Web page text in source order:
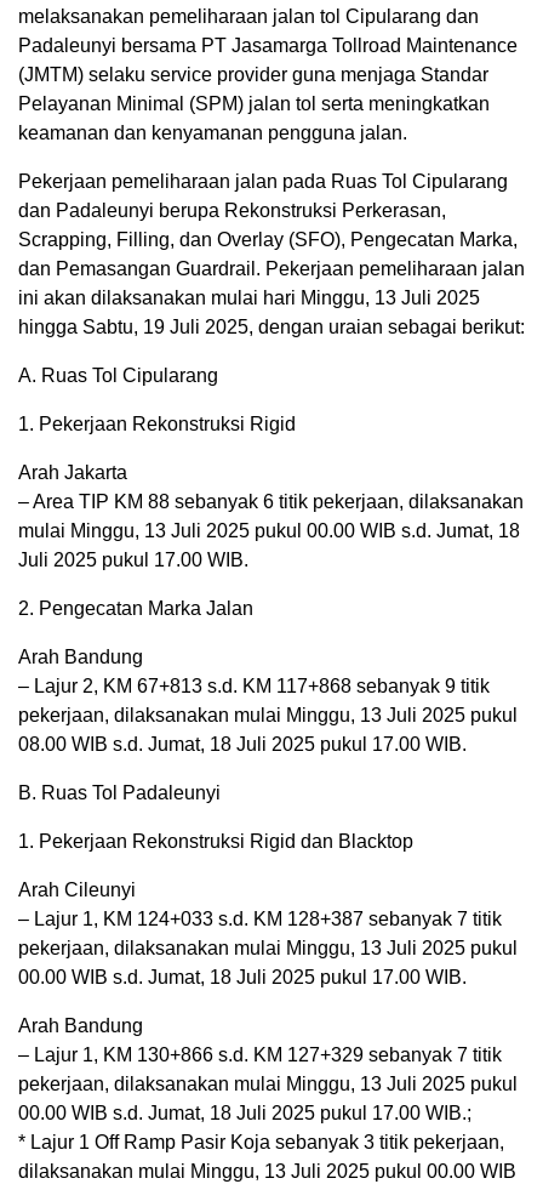
melaksanakan pemeliharaan jalan tol Cipularang dan
Padaleunyi bersama PT Jasamarga Tollroad Maintenance
(JMTM) selaku service provider guna menjaga Standar
Pelayanan Minimal (SPM) jalan tol serta meningkatkan
keamanan dan kenyamanan pengguna jalan.
Pekerjaan pemeliharaan jalan pada Ruas Tol Cipularang
dan Padaleunyi berupa Rekonstruksi Perkerasan,
Scrapping, Filling, dan Overlay (SFO), Pengecatan Marka,
dan Pemasangan Guardrail. Pekerjaan pemeliharaan jalan
ini akan dilaksanakan mulai hari Minggu, 13 Juli 2025
hingga Sabtu, 19 Juli 2025, dengan uraian sebagai berikut:
A. Ruas Tol Cipularang
1. Pekerjaan Rekonstruksi Rigid
Arah Jakarta
– Area TIP KM 88 sebanyak 6 titik pekerjaan, dilaksanakan
mulai Minggu, 13 Juli 2025 pukul 00.00 WIB s.d. Jumat, 18
Juli 2025 pukul 17.00 WIB.
2. Pengecatan Marka Jalan
Arah Bandung
– Lajur 2, KM 67+813 s.d. KM 117+868 sebanyak 9 titik
pekerjaan, dilaksanakan mulai Minggu, 13 Juli 2025 pukul
08.00 WIB s.d. Jumat, 18 Juli 2025 pukul 17.00 WIB.
B. Ruas Tol Padaleunyi
1. Pekerjaan Rekonstruksi Rigid dan Blacktop
Arah Cileunyi
– Lajur 1, KM 124+033 s.d. KM 128+387 sebanyak 7 titik
pekerjaan, dilaksanakan mulai Minggu, 13 Juli 2025 pukul
00.00 WIB s.d. Jumat, 18 Juli 2025 pukul 17.00 WIB.
Arah Bandung
– Lajur 1, KM 130+866 s.d. KM 127+329 sebanyak 7 titik
pekerjaan, dilaksanakan mulai Minggu, 13 Juli 2025 pukul
00.00 WIB s.d. Jumat, 18 Juli 2025 pukul 17.00 WIB.;
* Lajur 1 Off Ramp Pasir Koja sebanyak 3 titik pekerjaan,
dilaksanakan mulai Minggu, 13 Juli 2025 pukul 00.00 WIB